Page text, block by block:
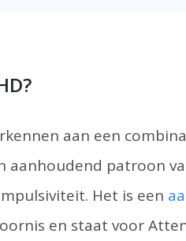
aan een
aanhoudend patroon
Het is een
en staat voor